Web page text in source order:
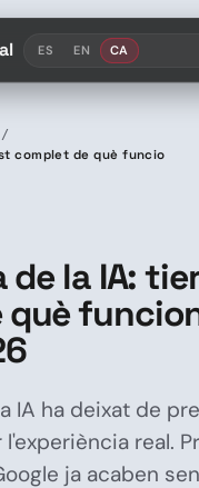
ES EN CA
complet de què funciona i
de la IA:
IA ha deixat de
real.
ja acaben